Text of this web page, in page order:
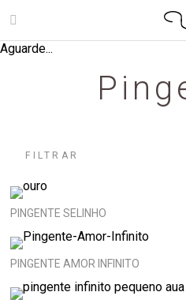
Aguarde...
FILTRAR
PINGENTE SELINHO
PINGENTE AMOR INFINITO